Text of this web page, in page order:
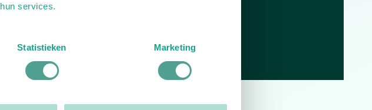
services.
Statistieken Marketing